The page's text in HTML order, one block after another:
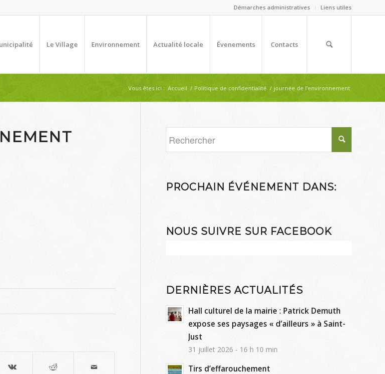
Démarches administratives Liens utiles
Le Village Environnement Actualité locale Évenements Contacts
Vous êtes ici : Accueil / Politique de confidentialité / journée de l’environnement
PROCHAIN ÉVÉNEMENT DANS:
NOUS SUIVRE SUR FACEBOOK
DERNIÈRES ACTUALITÉS
Hall culturel de la mairie : Patrick Demuth
expose ses paysages « d’ailleurs » à Saint-
Just
31 juillet 2026 - 16 h 10 min
Tirs d’effarouchement